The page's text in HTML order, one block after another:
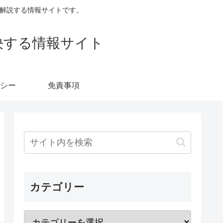
説する情報サイトです。
る情報サイト
ー 免責事項
カテゴリー